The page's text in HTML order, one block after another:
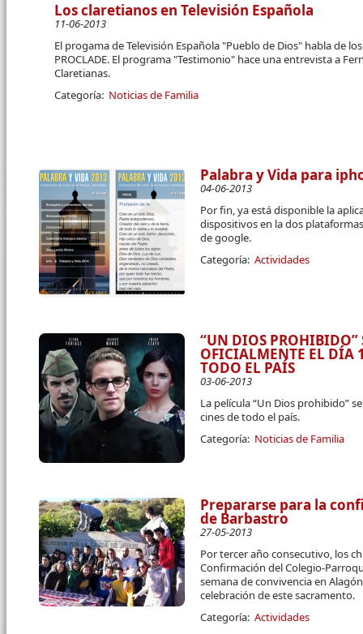
Los claretianos en Televisión Española
11-06-2013
El progama de Televisión Española "Pueblo de Dios" habla de
PROCLADE. El programa "Testimonio" hace una entrevista a
Claretianas.
Categoría: Noticias de Familia
Palabra y Vida para
04-06-2013
Por fin, ya está disponible la
dispositivos en la dos
de google.
Categoría: Actividades
“UN DIOS PROHIBIDO”
OFICIALMENTE EL DÍA
TODO EL PAÍS
03-06-2013
La película “Un Dios prohibido”
cines de todo el país.
Categoría: Noticias de Familia
Prepararse para la
de Barbastro
27-05-2013
Por tercer año consecutivo, los
Confirmación del Colegio-
semana de convivencia en
celebración de este sacramento.
Categoría: Actividades